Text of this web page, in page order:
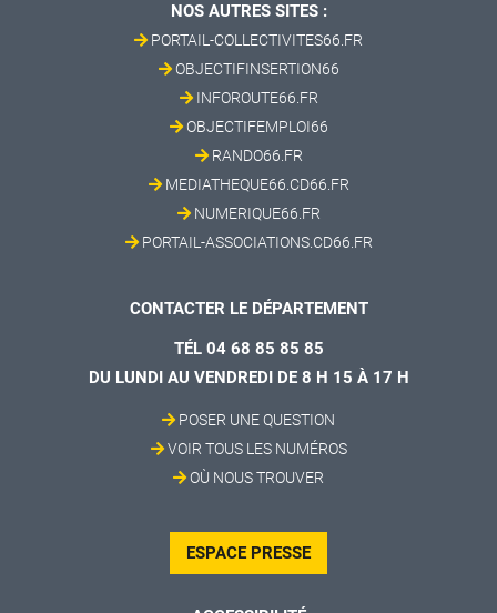
NOS AUTRES SITES :
PORTAIL-COLLECTIVITES66.FR
OBJECTIFINSERTION66
INFOROUTE66.FR
OBJECTIFEMPLOI66
RANDO66.FR
MEDIATHEQUE66.CD66.FR
NUMERIQUE66.FR
PORTAIL-ASSOCIATIONS.CD66.FR
CONTACTER LE DÉPARTEMENT
TÉL 04 68 85 85 85
DU LUNDI AU VENDREDI DE 8 H 15 À 17 H
POSER UNE QUESTION
VOIR TOUS LES NUMÉROS
OÙ NOUS TROUVER
ESPACE PRESSE